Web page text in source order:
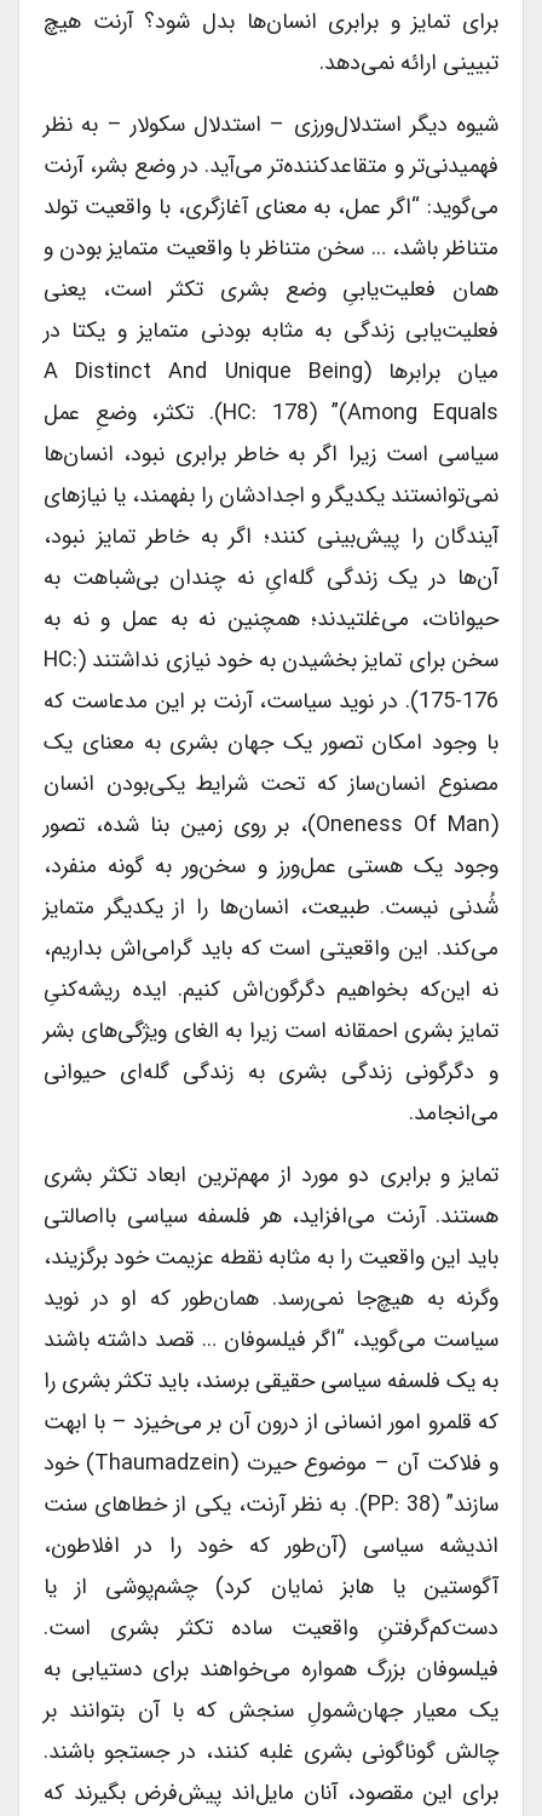
برای تمایز و برابری انسان‌ها بدل شود؟ آرنت هیچ
تبیینی ارائه نمی‌دهد.
شیوه دیگر استدلال‌ورزی – استدلال سکولار – به نظر
فهمیدنی‌تر و متقاعدکننده‌تر می‌آید. در وضع بشر، آرنت
می‌گوید: “اگر عمل، به معنای آغازگری، با واقعیت تولد
متناظر باشد، … سخن متناظر با واقعیت متمایز بودن و
همان فعلیت‌یابیِ وضع بشری تکثر است، یعنی
فعلیت‌یابی زندگی به مثابه بودنی متمایز و یکتا در
میان برابرها (a Distinct And Unique Being
Among Equals)” (HC: 178). تکثر، وضعِ عمل
سیاسی است زیرا اگر به خاطر برابری نبود، انسان‌ها
نمی‌توانستند یکدیگر و اجدادشان را بفهمند، یا نیازهای
آیندگان را پیش‌بینی کنند؛ اگر به خاطر تمایز نبود،
آن‌ها در یک زندگی گله‌ایِ نه چندان بی‌شباهت به
حیوانات، می‌غلتیدند؛ همچنین نه به عمل و نه به
سخن برای تمایز بخشیدن به خود نیازی نداشتند (HC:
175-176). در نوید سیاست، آرنت بر این مدعاست که
با وجود امکان تصور یک جهان بشری به معنای یک
مصنوع انسان‌ساز که تحت شرایط یکی‌بودن انسان
(oneness Of Man)، بر روی زمین بنا شده، تصور
وجود یک هستی عمل‌ورز و سخن‌ور به گونه منفرد،
شُدنی نیست. طبیعت، انسان‌ها را از یکدیگر متمایز
می‌کند. این واقعیتی است که باید گرامی‌اش بداریم،
نه این‌که بخواهیم دگرگون‌اش کنیم. ایده ریشه‌کنیِ
تمایز بشری احمقانه است زیرا به الغای ویژگی‌های بشر
و دگرگونی زندگی بشری به زندگی گله‌ای حیوانی
می‌انجامد.
تمایز و برابری دو مورد از مهم‌ترین ابعاد تکثر بشری
هستند. آرنت می‌افزاید، هر فلسفه سیاسی بااصالتی
باید این واقعیت را به مثابه نقطه عزیمت خود برگزیند،
وگرنه به هیچ‌جا نمی‌رسد. همان‌طور که او در نوید
سیاست می‌گوید، “اگر فیلسوفان … قصد داشته باشند
به یک فلسفه سیاسی حقیقی برسند، باید تکثر بشری را
که قلمرو امور انسانی از درون آن بر می‌خیزد – با ابهت
و فلاکت آن – موضوع حیرت (thaumadzein) خود
سازند” (PP: 38). به نظر آرنت، یکی از خطاهای سنت
اندیشه سیاسی (آن‌طور که خود را در افلاطون،
آگوستین یا هابز نمایان کرد) چشم‌پوشی از یا
دست‌کم‌گرفتنِ واقعیت ساده تکثر بشری است.
فیلسوفان بزرگ همواره می‌خواهند برای دستیابی به
یک معیار جهان‌شمولِ سنجش که با آن بتوانند بر
چالش گوناگونی بشری غلبه کنند، در جستجو باشند.
برای این مقصود، آنان مایل‌اند پیش‌فرض بگیرند که